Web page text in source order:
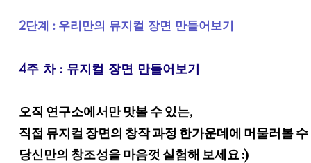
2단계 : 우리만의 뮤지컬 장면 만들어보기
4주 차 : 뮤지컬 장면 만들어보기
오직 연구소에서만 맛볼 수 있는,
직접 뮤지컬 장면의 창작 과정 한가운데에 머물러볼
당신만의 창조성을 마음껏 실험해 보세요 :)